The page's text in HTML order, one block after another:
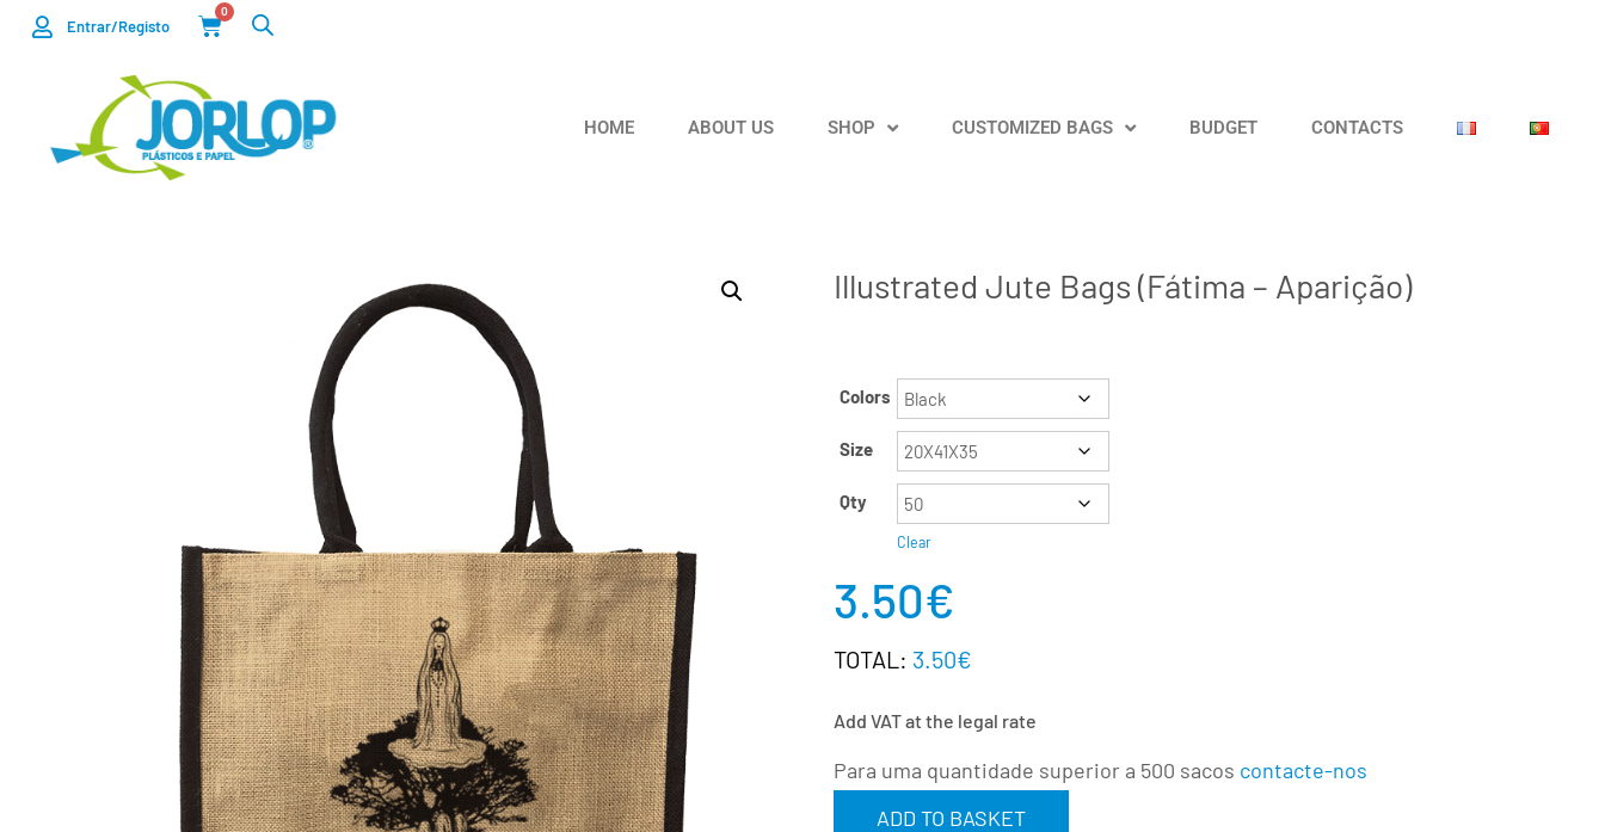
Entrar/Registo
0
HOME ABOUT US SHOP CUSTOMIZED BAGS BUDGET CONTACTS
Illustrated Jute Bags (Fátima – Aparição)
Colors
Size
Qty
Clear
Para uma quantidade superior a 500 sacos contacte-nos
3.50€
TOTAL: 3.50€
Add VAT at the legal rate
ADD TO BASKET